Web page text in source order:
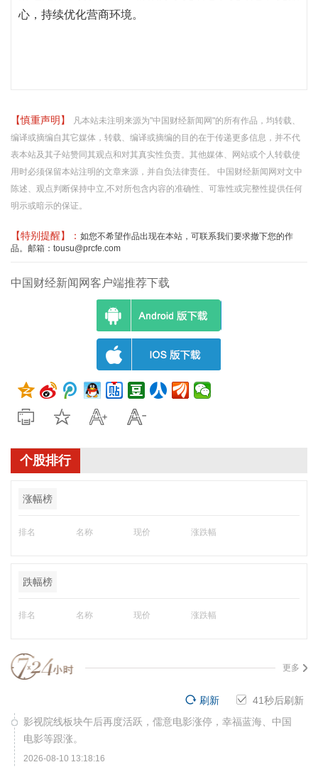
心，持续优化营商环境。
【慎重声明】
凡本站未注明来源为"中国财经新闻网"的所有作品，均转载、
编译或摘编自其它媒体，转载、编译或摘编的目的在于传递更多信息，并不代
表本站及其子站赞同其观点和对其真实性负责。其他媒体、网站或个人转载使
用时必须保留本站注明的文章来源，并自负法律责任。 中国财经新闻网对文中
陈述、观点判断保持中立,不对所包含内容的准确性、可靠性或完整性提供任何
明示或暗示的保证。
【特别提醒】： 如您不希望作品出现在本站，可联系我们要求撤下您的作
品。邮箱：tousu@prcfe.com
中国财经新闻网客户端推荐下载
个股排行
涨幅榜
排名 名称 现价 涨跌幅
跌幅榜
排名 名称 现价 涨跌幅
更多
41秒后刷新
刷新
影视院线板块午后再度活跃，儒意电影涨停，幸福蓝海、中国
电影等跟涨。
2026-08-10 13:18:16